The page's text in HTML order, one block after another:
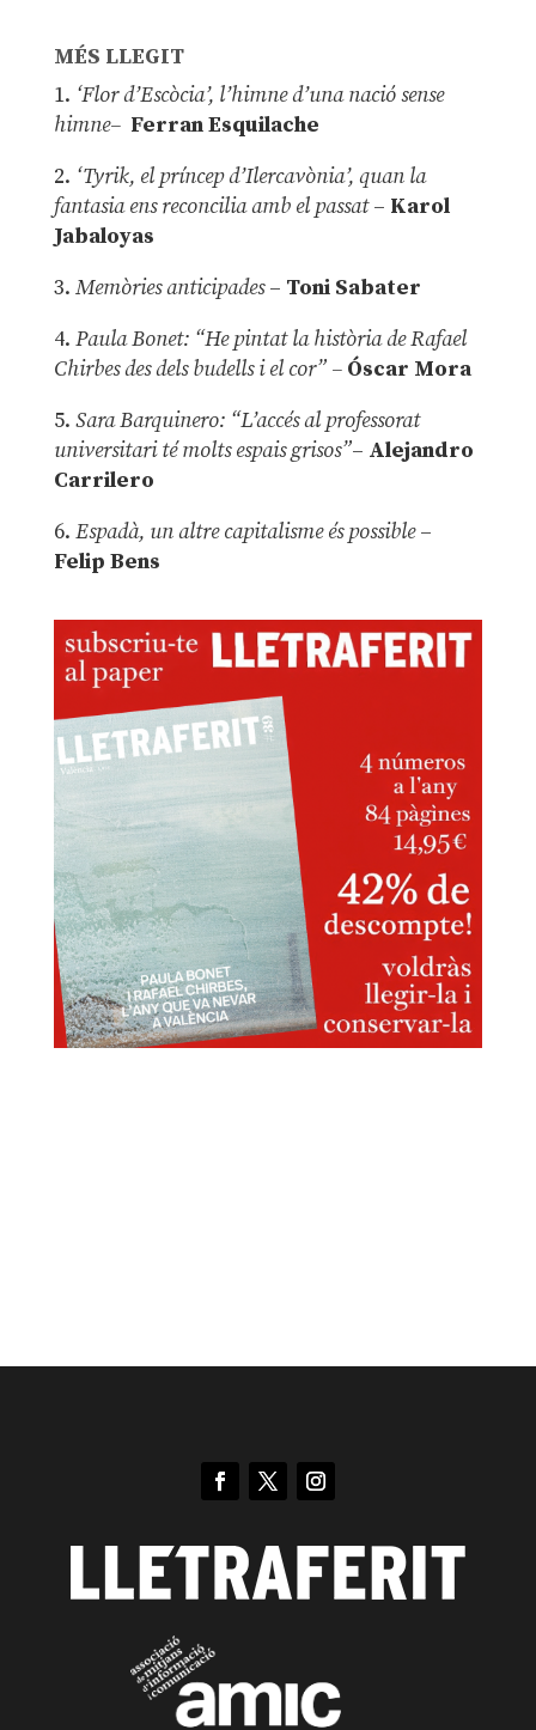
MÉS LLEGIT
1. ‘Flor d’Escòcia’, l’himne d’una nació sense
himne– Ferran Esquilache
2. ‘Tyrik, el príncep d’Ilercavònia’, quan la
fantasia ens reconcilia amb el passat– Karol
Jabaloyas
3. Memòries anticipades– Toni Sabater
4. Paula Bonet: “He pintat la història de Rafael
Chirbes des dels budells i el cor” –Óscar Mora
5. Sara Barquinero: “L’accés al professorat
universitari té molts espais grisos”– Alejandro
Carrilero
6. Espadà, un altre capitalisme és possible –
Felip Bens